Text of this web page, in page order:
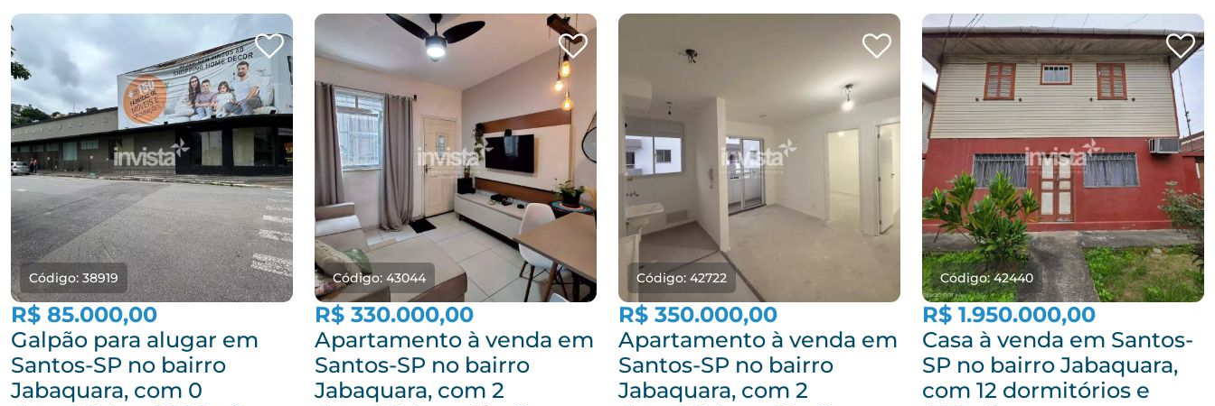
Código: 38919
R$ 85.000,00
Galpão para alugar em
Santos-SP no bairro
Jabaquara, com 0
Código: 43044
R$ 330.000,00
Apartamento à venda em
Santos-SP no bairro
Jabaquara, com 2
Código: 42722
R$ 350.000,00
Apartamento à venda em
Santos-SP no bairro
Jabaquara, com 2
Código: 42440
R$ 1.950.000,00
Casa à venda em Santos-
SP no bairro Jabaquara,
com 12 dormitórios e